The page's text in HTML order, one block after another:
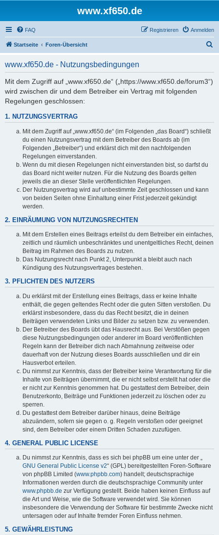
www.xf650.de
FAQ Anmelden
Registrieren
Startseite Foren-Übersicht
www.xf650.de - Nutzungsbedingungen
Mit dem Zugriff auf „www.xf650.de“ („https://www.xf650.de/forum3“)
wird zwischen dir und dem Betreiber ein Vertrag mit folgenden
Regelungen geschlossen:
1. NUTZUNGSVERTRAG
Mit dem Zugriff auf „www.xf650.de“ (im Folgenden „das Board“) schließt
du einen Nutzungsvertrag mit dem Betreiber des Boards ab (im
Folgenden „Betreiber“) und erklärst dich mit den nachfolgenden
Regelungen einverstanden.
Wenn du mit diesen Regelungen nicht einverstanden bist, so darfst du
das Board nicht weiter nutzen. Für die Nutzung des Boards gelten
jeweils die an dieser Stelle veröffentlichten Regelungen.
Der Nutzungsvertrag wird auf unbestimmte Zeit geschlossen und kann
von beiden Seiten ohne Einhaltung einer Frist jederzeit gekündigt
werden.
2. EINRÄUMUNG VON NUTZUNGSRECHTEN
Mit dem Erstellen eines Beitrags erteilst du dem Betreiber ein einfaches,
zeitlich und räumlich unbeschränktes und unentgeltliches Recht, deinen
Beitrag im Rahmen des Boards zu nutzen.
Das Nutzungsrecht nach Punkt 2, Unterpunkt a bleibt auch nach
Kündigung des Nutzungsvertrages bestehen.
3. PFLICHTEN DES NUTZERS
Du erklärst mit der Erstellung eines Beitrags, dass er keine Inhalte
enthält, die gegen geltendes Recht oder die guten Sitten verstoßen. Du
erklärst insbesondere, dass du das Recht besitzt, die in deinen
Beiträgen verwendeten Links und Bilder zu setzen bzw. zu verwenden.
Der Betreiber des Boards übt das Hausrecht aus. Bei Verstößen gegen
diese Nutzungsbedingungen oder anderer im Board veröffentlichten
Regeln kann der Betreiber dich nach Abmahnung zeitweise oder
dauerhaft von der Nutzung dieses Boards ausschließen und dir ein
Hausverbot erteilen.
Du nimmst zur Kenntnis, dass der Betreiber keine Verantwortung für die
Inhalte von Beiträgen übernimmt, die er nicht selbst erstellt hat oder die
er nicht zur Kenntnis genommen hat. Du gestattest dem Betreiber, dein
Benutzerkonto, Beiträge und Funktionen jederzeit zu löschen oder zu
sperren.
Du gestattest dem Betreiber darüber hinaus, deine Beiträge
abzuändern, sofern sie gegen o. g. Regeln verstoßen oder geeignet
sind, dem Betreiber oder einem Dritten Schaden zuzufügen.
4. GENERAL PUBLIC LICENSE
Du nimmst zur Kenntnis, dass es sich bei phpBB um eine unter der „
GNU General Public License v2“ (GPL) bereitgestellten Foren-Software
von phpBB Limited (www.phpbb.com) handelt; deutschsprachige
Informationen werden durch die deutschsprachige Community unter
www.phpbb.de zur Verfügung gestellt. Beide haben keinen Einfluss auf
die Art und Weise, wie die Software verwendet wird. Sie können
insbesondere die Verwendung der Software für bestimmte Zwecke nicht
untersagen oder auf Inhalte fremder Foren Einfluss nehmen.
5. GEWÄHRLEISTUNG